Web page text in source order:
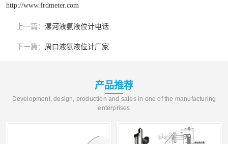
http://www.frdmeter.com
上一篇： 漯河液氨液位计电话
下一篇： 周口液氨液位计厂家
产品推荐
Development, design, production and sales in one of the manufacturing
enterprises